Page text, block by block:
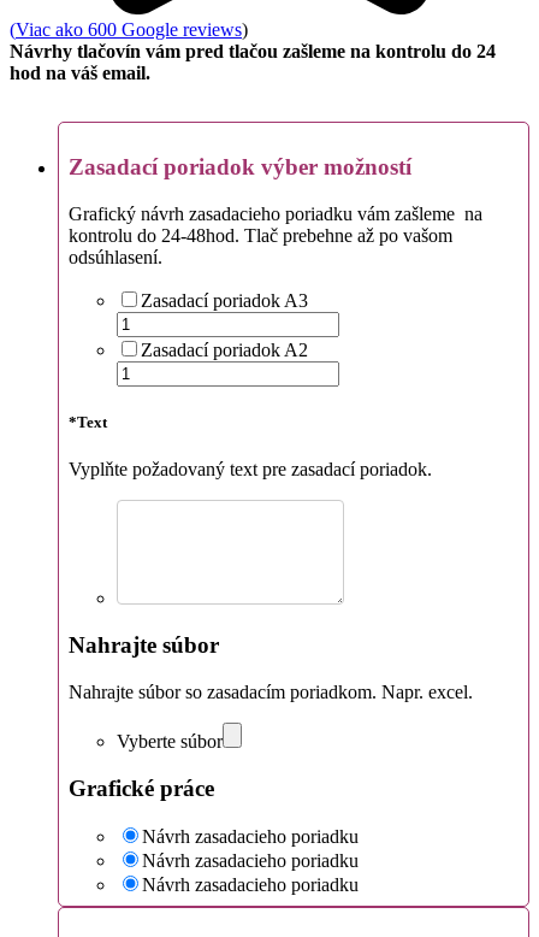
(Viac ako 600 Google reviews)
Návrhy tlačovín vám pred tlačou zašleme na kontrolu do 24
hod na váš email.
Zasadací poriadok výber možností
Grafický návrh zasadacieho poriadku vám zašleme na
kontrolu do 24-48hod. Tlač prebehne až po vašom
odsúhlasení.
Zasadací poriadok A3
Zasadací poriadok A2
*Text
Vyplňte požadovaný text pre zasadací poriadok.
Nahrajte súbor
Nahrajte súbor so zasadacím poriadkom. Napr. excel.
Vyberte súbor
Grafické práce
Návrh zasadacieho poriadku
Návrh zasadacieho poriadku
Návrh zasadacieho poriadku